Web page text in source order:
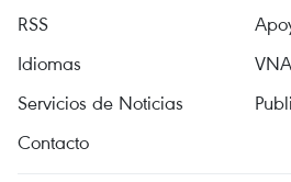
RSS
Idiomas
VNA
Servicios de Noticias
Contacto